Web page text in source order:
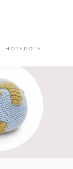
HOTSPOTS